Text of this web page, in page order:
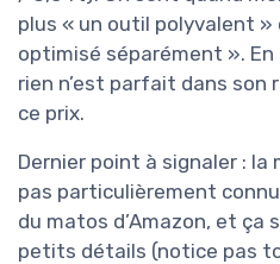
plus « un outil polyvalent »
optimisé séparément ».
rien n’est parfait dans son
ce prix.
Dernier point à signaler : la
pas particulièrement
du matos d’Amazon, et ça
petits détails (notice pas